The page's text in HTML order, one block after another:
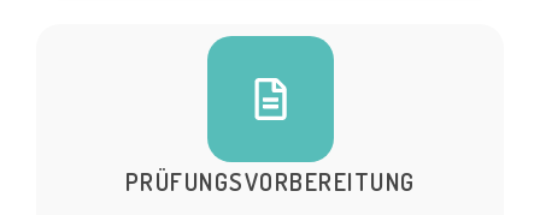
PRÜFUNGSVORBEREITUNG